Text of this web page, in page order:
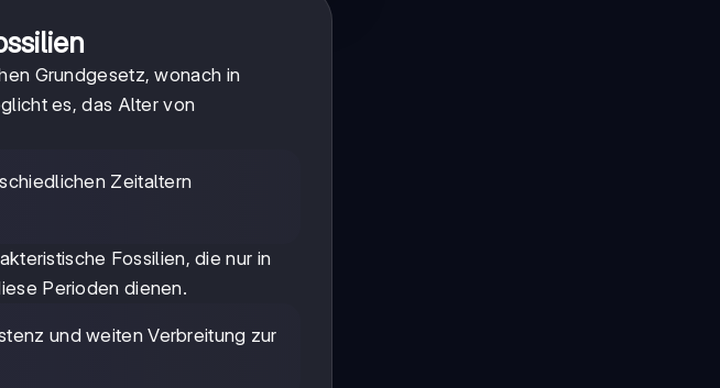
Grundgesetz, wonach in
es, das Alter von
Zeitaltern
Fossilien, die nur in
Perioden dienen.
und weiten Verbreitung zur